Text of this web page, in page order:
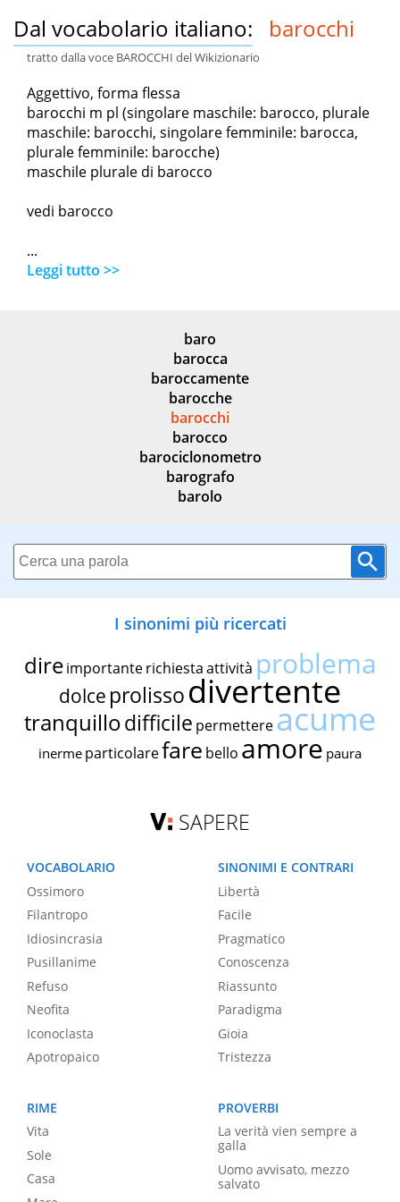
Dal vocabolario italiano: barocchi
tratto dalla voce BAROCCHI del Wikizionario
Aggettivo, forma flessa
barocchi m pl (singolare maschile: barocco, plurale
maschile: barocchi, singolare femminile: barocca,
plurale femminile: barocche)
maschile plurale di barocco
vedi barocco
...
Leggi tutto >>
baro
barocca
baroccamente
barocche
barocchi
barocco
barociclonometro
barografo
barolo
I sinonimi più ricercati
dire importante richiestaattività problema
dolce prolissodivertente
tranquillodifficile permettereacume
inerme particolarefare bello amore paura
SAPERE
VOCABOLARIO
Ossimoro
Filantropo
Idiosincrasia
Pusillanime
Refuso
Neofita
Iconoclasta
Apotropaico
SINONIMI E CONTRARI
Libertà
Facile
Pragmatico
Conoscenza
Riassunto
Paradigma
Gioia
Tristezza
RIME
Vita
Sole
Casa
PROVERBI
La verità vien sempre a
galla
Uomo avvisato, mezzo
salvato